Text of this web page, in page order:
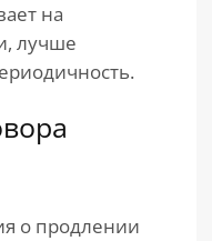
на
лучше
о продлении